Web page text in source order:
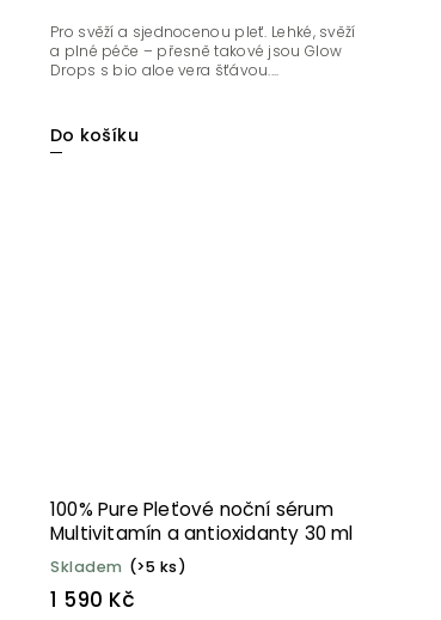
Do košíku
Pro svěží a sjednocenou pleť. Lehké, svěží
a plné péče – přesně takové jsou Glow
Drops s bio aloe vera šťávou....
100% Pure Pleťové noční sérum
Multivitamín a antioxidanty 30 ml
Skladem (>5 ks)
1 590 Kč